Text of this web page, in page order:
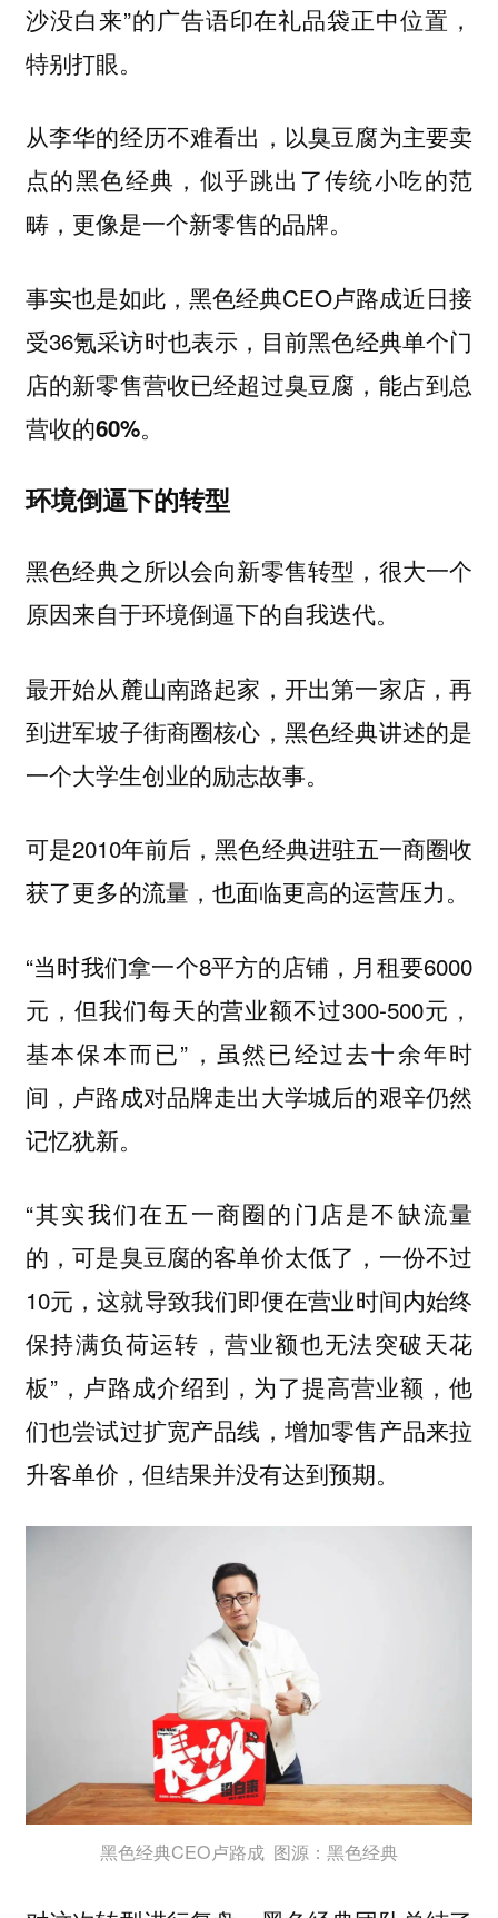
沙没白来”的广告语印在礼品袋正中位置，
特别打眼。
从李华的经历不难看出，以臭豆腐为主要卖
点的黑色经典，似乎跳出了传统小吃的范
畴，更像是一个新零售的品牌。
事实也是如此，黑色经典CEO卢路成近日接
受36氪采访时也表示， 目前黑色经典单个门
店的新零售营收已经超过臭豆腐，能占到总
营收的60%。
环境倒逼下的转型
黑色经典之所以会向新零售转型，很大一个
原因来自于环境倒逼下的自我迭代。
最开始从麓山南路起家，开出第一家店，再
到进军坡子街商圈核心，黑色经典讲述的是
一个大学生创业的励志故事。
可是2010年前后，黑色经典进驻五一商圈收
获了更多的流量，也面临更高的运营压力。
“当时我们拿一个8平方的店铺，月租要6000
元，但我们每天的营业额不过300-500元，
基本保本而已”，虽然已经过去十余年时
间，卢路成对品牌走出大学城后的艰辛仍然
记忆犹新。
“其实我们在五一商圈的门店是不缺流量
的，可是臭豆腐的客单价太低了，一份不过
10元，这就导致我们即便在营业时间内始终
保持满负荷运转，营业额也无法突破天花
板”，卢路成介绍到，为了提高营业额，他
们也尝试过扩宽产品线，增加零售产品来拉
升客单价，但结果并没有达到预期。
黑色经典CEO卢路成 图源：黑色经典